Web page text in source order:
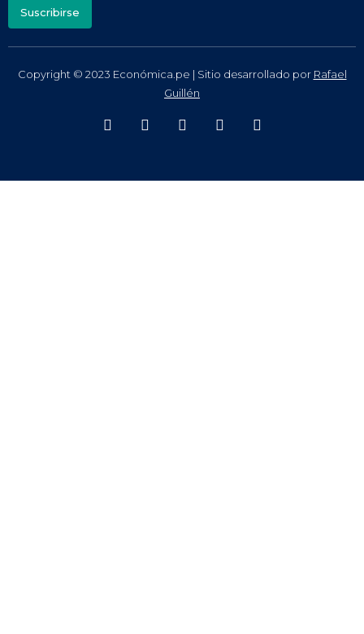
Suscribirse
Copyright © 2023 Económica.pe | Sitio desarrollado por Rafael
Guillén